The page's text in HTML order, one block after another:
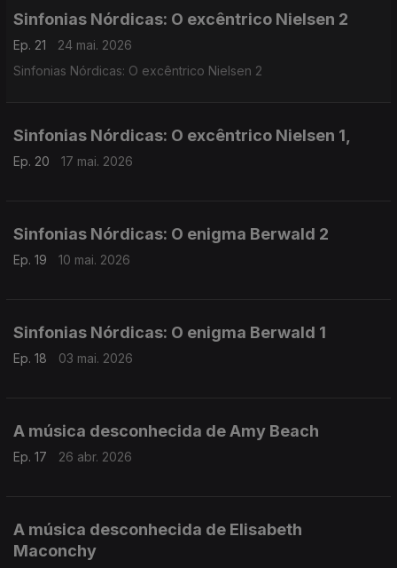
Sinfonias Nórdicas: O excêntrico Nielsen 2
Ep. 21
24 mai. 2026
Sinfonias Nórdicas: O excêntrico Nielsen 2
Sinfonias Nórdicas: O excêntrico Nielsen 1,
Ep. 20 17 mai. 2026
Sinfonias Nórdicas: O enigma Berwald 2
Ep. 19 10 mai. 2026
Sinfonias Nórdicas: O enigma Berwald 1
Ep. 18 03 mai. 2026
A música desconhecida de Amy Beach
Ep. 17 26 abr. 2026
A música desconhecida de Elisabeth
Maconchy